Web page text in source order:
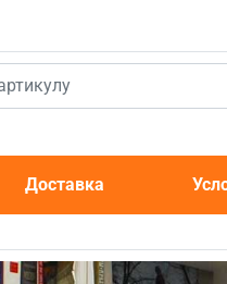
Доставка